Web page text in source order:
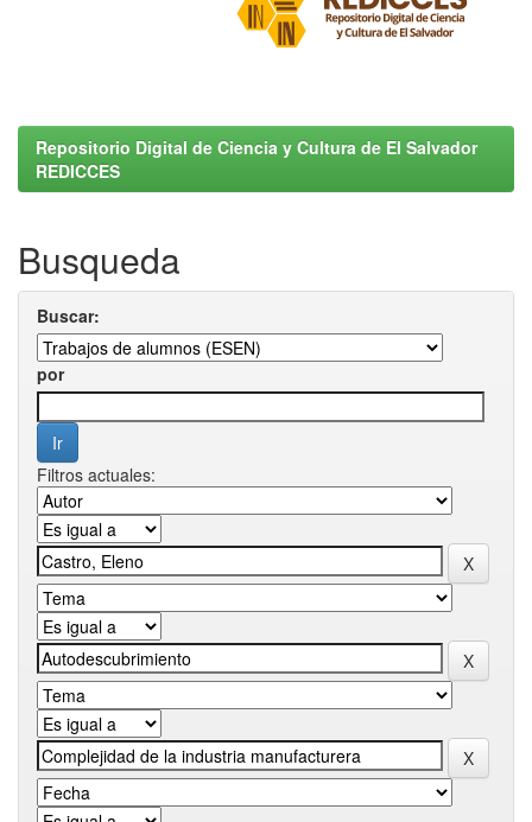
Repositorio Digital de Ciencia y Cultura de El Salvador
REDICCES
Busqueda
Buscar:
por
Filtros actuales: